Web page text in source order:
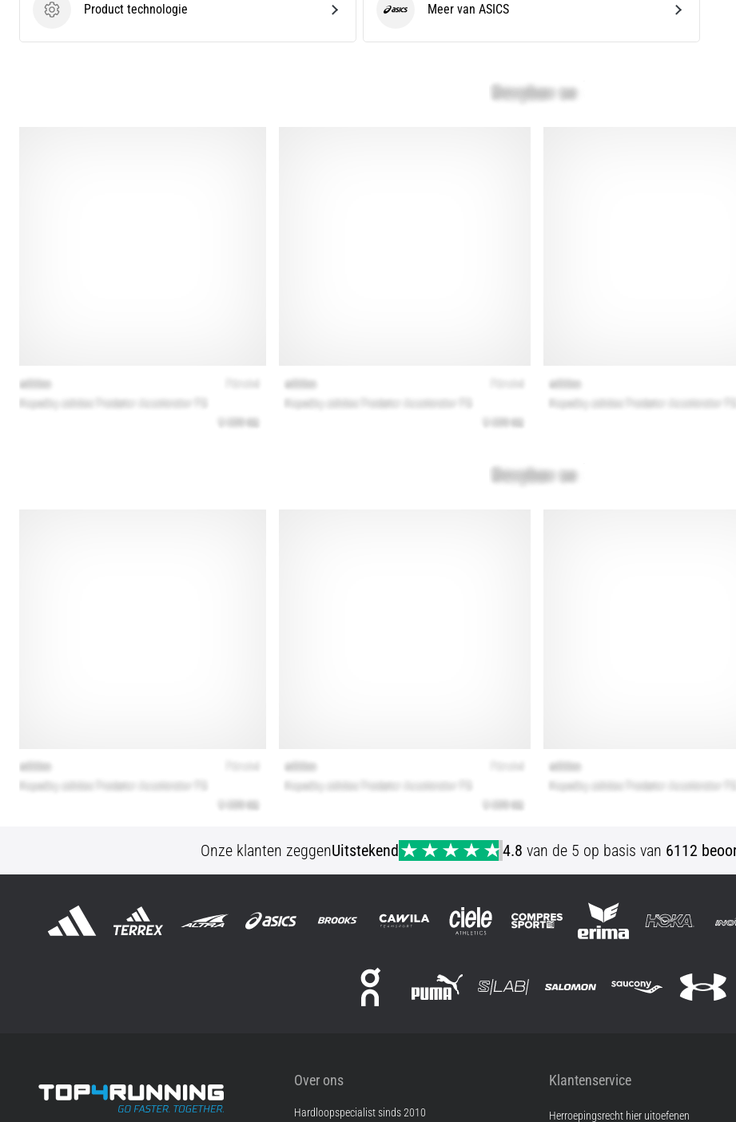
Product technologie
Product technologie ASICS Meer van ASICS
Onze klanten zeggenUitstekend 4.8 van de 5 op basis van 6112
Over ons
Hardloopspecialist sinds 2010
Klantenservice
Herroepingsrecht hier uitoefenen